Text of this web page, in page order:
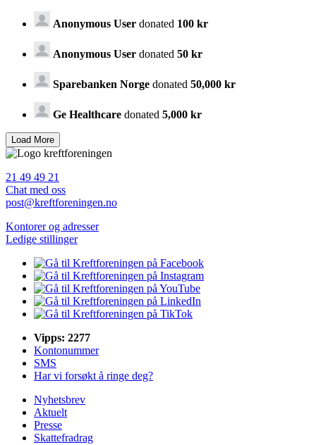
Anonymous User donated 100 kr
Anonymous User donated 50 kr
Sparebanken Norge donated 50,000 kr
Ge Healthcare donated 5,000 kr
21 49 49 21
Chat med oss
post@kreftforeningen.no
Kontorer og adresser
Ledige stillinger
Vipps: 2277
Kontonummer
SMS
Har vi forsøkt å ringe deg?
Nyhetsbrev
Aktuelt
Presse
Skattefradrag